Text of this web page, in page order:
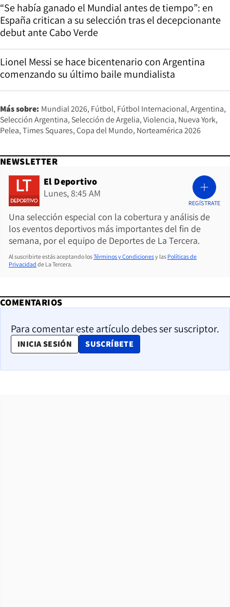
“Se había ganado el Mundial antes de tiempo”: en
España critican a su selección tras el decepcionante
debut ante Cabo Verde
Lionel Messi se hace bicentenario con Argentina
comenzando su último baile mundialista
Más sobre: Mundial 2026 Fútbol Fútbol Internacional Argentina
Selección Argentina Selección de Argelia Violencia Nueva York
Pelea Times Squares Copa del Mundo Norteamérica 2026
NEWSLETTER
El Deportivo
Lunes, 8:45 AM
Una selección especial con la cobertura y análisis de
los eventos deportivos más importantes del fin de
semana, por el equipo de Deportes de La Tercera.
REGÍSTRATE
Al suscribirte estás aceptando losTérminos y Condicionesy las Políticas de
Privacidad de La Tercera.
COMENTARIOS
Para comentar este artículo debes ser suscriptor.
INICIA SESIÓN SUSCRÍBETE
OPENS IN NEW WINDOW